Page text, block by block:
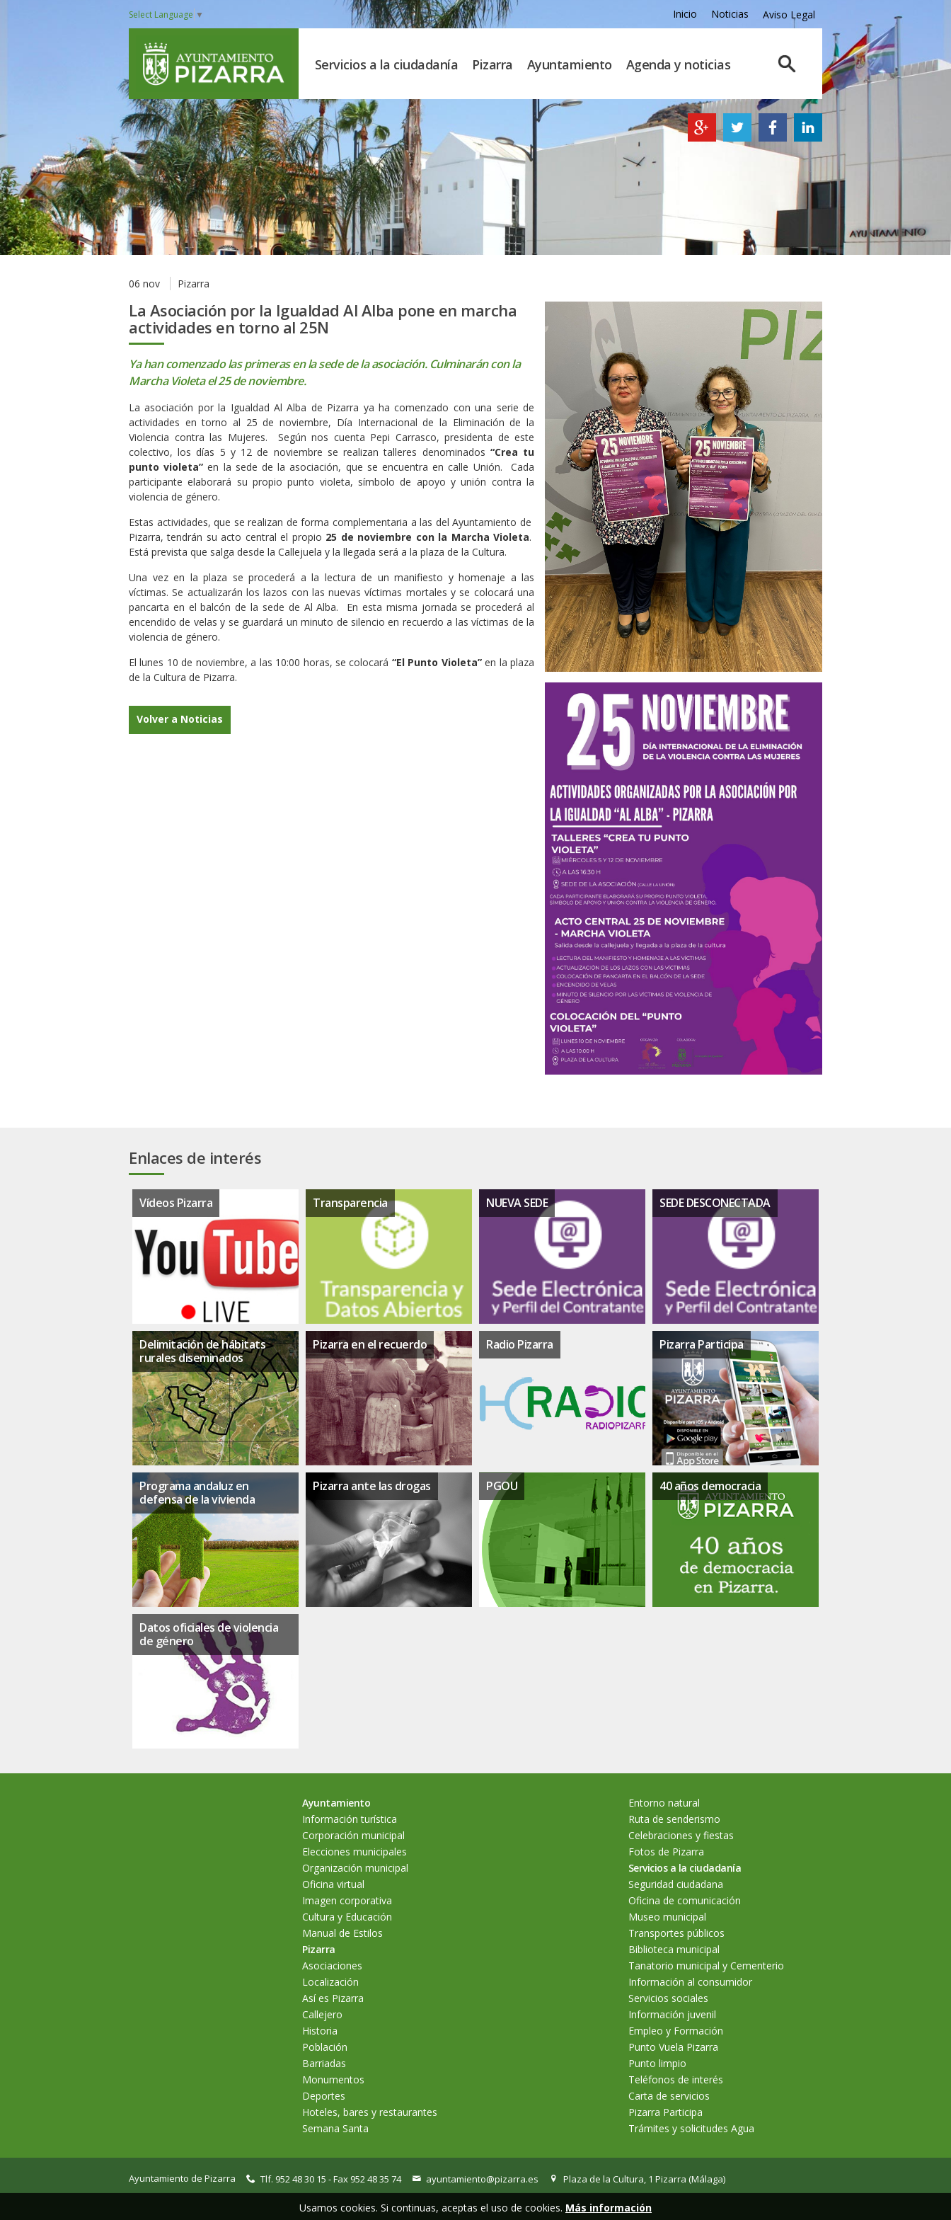
Select Language ▼ Inicio Noticias Aviso Legal
Agenda y noticias
Ayuntamiento
Pizarra
Servicios a la ciudadanía
Usamos cookies. Si continuas, aceptas el uso de cookies. Más información
06 nov Pizarra
La Asociación por la Igualdad Al Alba pone en marcha
actividades en torno al 25N
Ya han comenzado las primeras en la sede de la asociación. Culminarán con la
Marcha Violeta el 25 de noviembre.
La asociación por la Igualdad Al Alba de Pizarra ya ha comenzado con una serie de
actividades en torno al 25 de noviembre, Día Internacional de la Eliminación de la
Violencia contra las Mujeres. Según nos cuenta Pepi Carrasco, presidenta de este
colectivo, los días 5 y 12 de noviembre se realizan talleres denominados “Crea tu
punto violeta” en la sede de la asociación, que se encuentra en calle Unión. Cada
participante elaborará su propio punto violeta, símbolo de apoyo y unión contra la
violencia de género.
Estas actividades, que se realizan de forma complementaria a las del Ayuntamiento de
Pizarra, tendrán su acto central el propio 25 de noviembre con la Marcha Violeta.
Está prevista que salga desde la Callejuela y la llegada será a la plaza de la Cultura.
Una vez en la plaza se procederá a la lectura de un manifiesto y homenaje a las
víctimas. Se actualizarán los lazos con las nuevas víctimas mortales y se colocará una
pancarta en el balcón de la sede de Al Alba. En esta misma jornada se procederá al
encendido de velas y se guardará un minuto de silencio en recuerdo a las víctimas de la
violencia de género.
El lunes 10 de noviembre, a las 10:00 horas, se colocará “El Punto Violeta”en la plaza
de la Cultura de Pizarra.
Volver a Noticias
Enlaces de interés
Vídeos Pizarra Transparencia NUEVA SEDE SEDE DESCONECTADA
Delimitación de hábitats
rurales diseminados
Pizarra en el recuerdo Radio Pizarra Pizarra Participa
Programa andaluz en
defensa de la vivienda
Pizarra ante las drogas PGOU 40 años democracia
Datos oficiales de violencia
de género
Ayuntamiento
Información turística
Corporación municipal
Elecciones municipales
Organización municipal
Oficina virtual
Imagen corporativa
Cultura y Educación
Manual de Estilos
Pizarra
Asociaciones
Localización
Así es Pizarra
Callejero
Historia
Población
Barriadas
Monumentos
Deportes
Hoteles, bares y restaurantes
Semana Santa
Entorno natural
Ruta de senderismo
Celebraciones y fiestas
Fotos de Pizarra
Servicios a la ciudadanía
Seguridad ciudadana
Oficina de comunicación
Museo municipal
Transportes públicos
Biblioteca municipal
Tanatorio municipal y Cementerio
Información al consumidor
Servicios sociales
Información juvenil
Empleo y Formación
Punto Vuela Pizarra
Punto limpio
Teléfonos de interés
Carta de servicios
Pizarra Participa
Trámites y solicitudes Agua
Ayuntamiento de Pizarra Tlf. 952 48 30 15 - Fax 952 48 35 74 ayuntamiento@pizarra.es Plaza de la Cultura, 1 Pizarra (Málaga)